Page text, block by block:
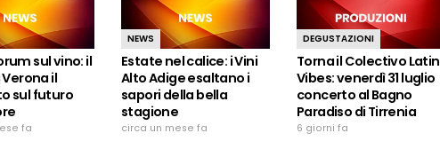
sul vino: il
Verona il
sul futuro
fa
NEWS
Estate nel calice: i Vini
Alto Adige esaltano i
sapori della bella
stagione
circa un mese fa
DEGUSTAZIONI
Torna il Colectivo Latin
Vibes: venerdì 31 luglio
concerto al Bagno
Paradiso di Tirrenia
6 giorni fa